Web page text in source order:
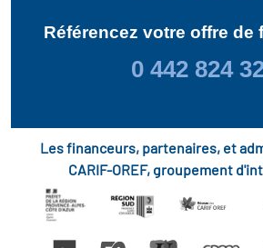
Référencez votre offre de
0 442 824
Les financeurs, partenaires, et
CARIF-OREF, groupement